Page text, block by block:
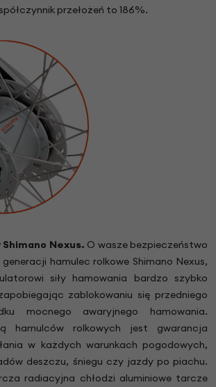
przełożeń to 186%.
Nexus. O wasze bezpieczeństwo
hamulec rolkowe Shimano Nexus,
siły hamowania bardzo szybko
zablokowaniu się przedniego
mocnego awaryjnego hamowania.
hamulców rolkowych jest gwarancja
w każdych warunkach pogodowych,
deszczu, śniegu czy jazdy po piachu.
radiacyjna chłodzi aluminiowe tarcze